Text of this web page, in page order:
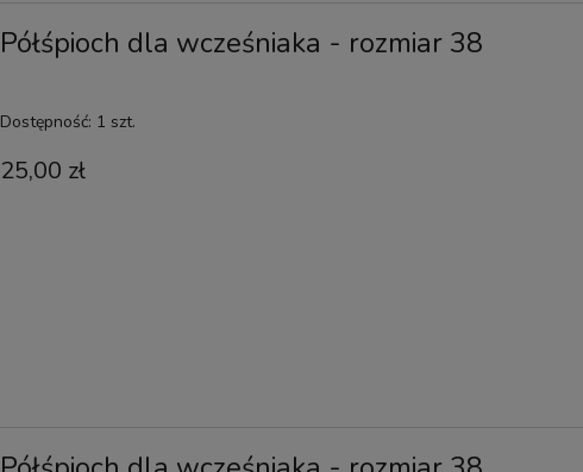
Półśpioch dla wcześniaka - rozmiar 38
Dostępność: 1 szt.
25,00 zł